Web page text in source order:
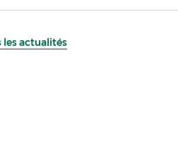
les actualités